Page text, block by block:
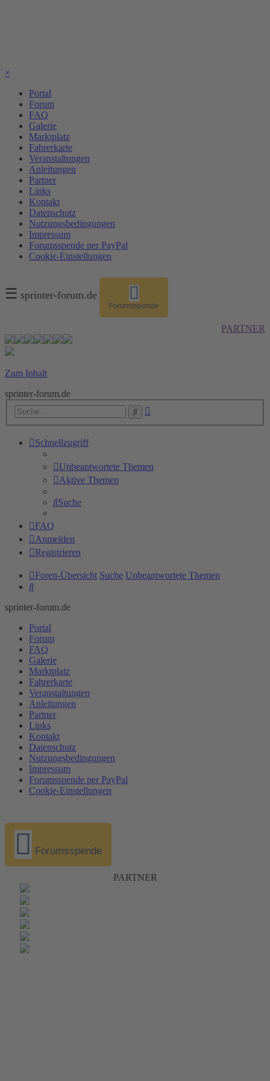
×
Portal
Forum
FAQ
Galerie
Marktplatz
Fahrerkarte
Veranstaltungen
Anleitungen
Partner
Links
Kontakt
Datenschutz
Nutzungsbedingungen
Impressum
Forumsspende per PayPal
Cookie-Einstellungen
☰ sprinter-forum.de
Forumsspende
PARTNER
Zum Inhalt
sprinter-forum.de
Suche
Schnellzugriff
Unbeantwortete Themen
Aktive Themen
Suche
FAQ
Anmelden
Registrieren
Foren-Übersicht Suche Unbeantwortete Themen
Suche
sprinter-forum.de
Portal
Forum
FAQ
Galerie
Marktplatz
Fahrerkarte
Veranstaltungen
Anleitungen
Partner
Links
Kontakt
Datenschutz
Nutzungsbedingungen
Impressum
Forumsspende per PayPal
Cookie-Einstellungen
Forumsspende
PARTNER